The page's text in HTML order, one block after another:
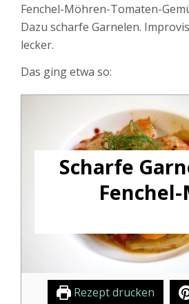
Fenchel-Möhren-Tomaten-
Dazu scharfe Garnelen.
lecker.
Das ging etwa so:
Scharfe
Rezept drucken